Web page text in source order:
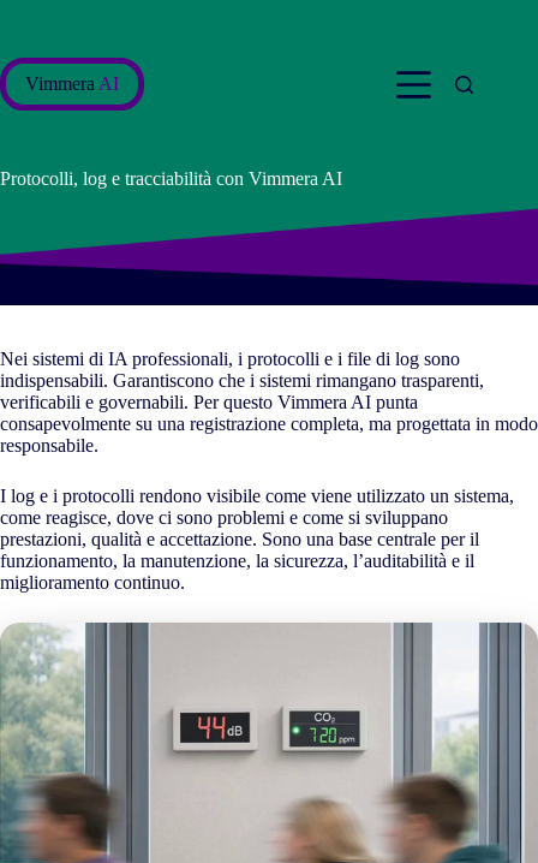
Vimmera AI
Protocolli, log e tracciabilità con Vimmera AI
Nei sistemi di IA professionali, i protocolli e i file di log sono
indispensabili. Garantiscono che i sistemi rimangano trasparenti,
verificabili e governabili. Per questo Vimmera AI punta
consapevolmente su una registrazione completa, ma progettata in modo
responsabile.
I log e i protocolli rendono visibile come viene utilizzato un sistema,
come reagisce, dove ci sono problemi e come si sviluppano
prestazioni, qualità e accettazione. Sono una base centrale per il
funzionamento, la manutenzione, la sicurezza, l’auditabilità e il
miglioramento continuo.